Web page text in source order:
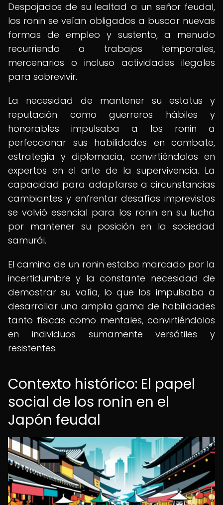
Despojados de su lealtad a un señor feudal,
los ronin se veían obligados a buscar nuevas
formas de empleo y sustento, a menudo
recurriendo a trabajos temporales,
mercenarios o incluso actividades ilegales
para sobrevivir.
La necesidad de mantener su estatus y
reputación como guerreros hábiles y
honorables impulsaba a los ronin a
perfeccionar sus habilidades en combate,
estrategia y diplomacia, convirtiéndolos en
expertos en el arte de la supervivencia. La
capacidad para adaptarse a circunstancias
cambiantes y enfrentar desafíos imprevistos
se volvió esencial para los ronin en su lucha
por mantener su posición en la sociedad
samurái.
El camino de un ronin estaba marcado por la
incertidumbre y la constante necesidad de
demostrar su valía, lo que los impulsaba a
desarrollar una amplia gama de habilidades
tanto físicas como mentales, convirtiéndolos
en individuos sumamente versátiles y
resistentes.
Contexto histórico: El papel
social de los ronin en el
Japón feudal